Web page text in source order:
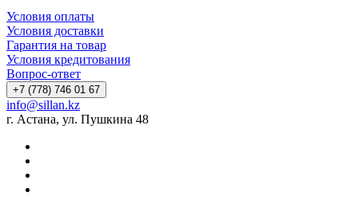
Условия оплаты
Условия доставки
Гарантия на товар
Условия кредитования
Вопрос-ответ
+7 (778) 746 01 67
info@sillan.kz
г. Астана, ул. Пушкина 48